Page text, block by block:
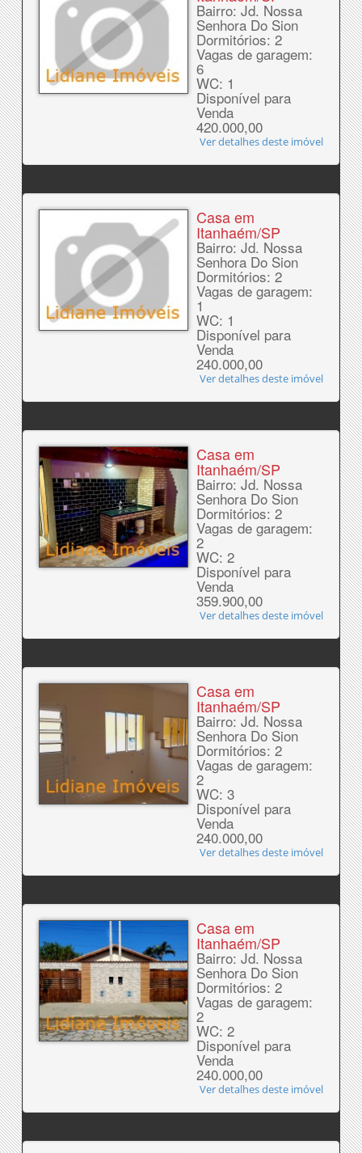
Bairro: Jd. Nossa
Senhora Do Sion
Dormitórios: 2
Vagas de garagem:
6
WC: 1
Disponível para
Venda
420.000,00
Ver detalhes deste imóvel
Casa em
Itanhaém/SP
Bairro: Jd. Nossa
Senhora Do Sion
Dormitórios: 2
Vagas de garagem:
1
WC: 1
Disponível para
Venda
240.000,00
Ver detalhes deste imóvel
Casa em
Itanhaém/SP
Bairro: Jd. Nossa
Senhora Do Sion
Dormitórios: 2
Vagas de garagem:
2
WC: 2
Disponível para
Venda
359.900,00
Ver detalhes deste imóvel
Casa em
Itanhaém/SP
Bairro: Jd. Nossa
Senhora Do Sion
Dormitórios: 2
Vagas de garagem:
2
WC: 3
Disponível para
Venda
240.000,00
Ver detalhes deste imóvel
Casa em
Itanhaém/SP
Bairro: Jd. Nossa
Senhora Do Sion
Dormitórios: 2
Vagas de garagem:
2
WC: 2
Disponível para
Venda
240.000,00
Ver detalhes deste imóvel